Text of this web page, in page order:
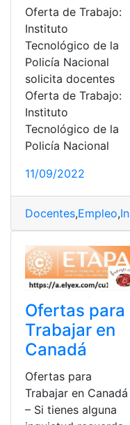
Oferta de Trabajo:
Instituto
Tecnológico de la
Policía Nacional
solicita docentes
Oferta de Trabajo:
Instituto
Tecnológico de la
Policía Nacional
11/09/2022
Docentes,Empleo,
Ofertas para
Trabajar en
Canadá
Ofertas para
Trabajar en Canadá
– Si tienes alguna